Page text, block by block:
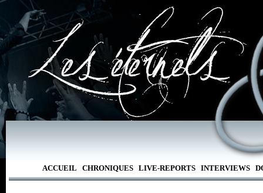
ACCUEIL CHRONIQUES LIVE-REPORTS INTERVIEWS